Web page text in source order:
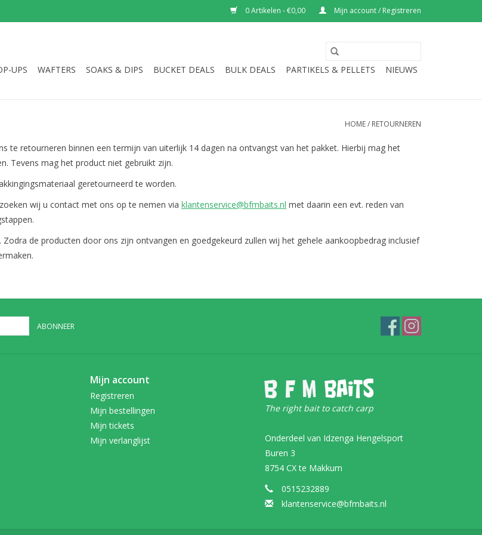
0 Artikelen - €0,00 Mijn account / Registreren
UPS WAFTERS SOAKS & DIPS BUCKET DEALS BULK DEALS PARTIKELS & PELLETS NIEUWS
HOME/ RETOURNEREN
te retourneren binnen een termijn van uiterlijk 14 dagen na ontvangst van het pakket. Hierbij mag het
Tevens mag het product niet gebruikt zijn.
geretourneerd te worden.
wij u contact met ons op te nemen via klantenservice@bfmbaits.nl met daarin een evt. reden van
de producten door ons zijn ontvangen en goedgekeurd zullen wij het gehele aankoopbedrag inclusief
ABONNEER
Mijn account
Registreren
Mijn bestellingen
Mijn tickets
Mijn verlanglijst
The right bait to catch carp
Onderdeel van Idzenga Hengelsport
Buren 3
8754 CX te Makkum
0515232889
klantenservice@bfmbaits.nl